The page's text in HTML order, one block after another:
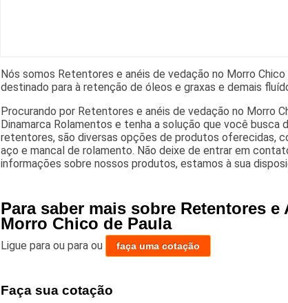
Nós somos Retentores e anéis de vedação no Morro
destinado para à retenção de óleos e graxas e demais
Procurando por Retentores e anéis de vedação no Morro
Dinamarca Rolamentos e tenha a solução que você busca
retentores, são diversas opções de produtos oferecidas,
aço e mancal de rolamento. Não deixe de entrar em
informações sobre nossos produtos, estamos à sua
Para saber mais sobre Retentores e
Morro Chico de Paula
Ligue para ou para ou faça uma cotação
Faça sua cotação